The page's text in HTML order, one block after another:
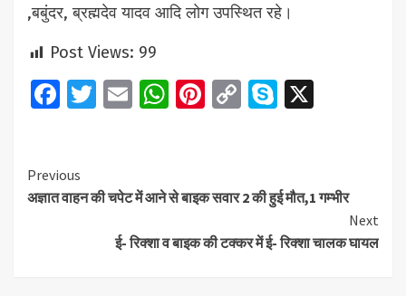
,बबुंदर, ब्रह्मदेव यादव आदि लोग उपस्थित रहे।
Post Views: 99
Facebook
Twitter
EmailWhatsApp
Pinterest
CopySkype
Continue
Reading
Previous
अज्ञात वाहन की चपेट में आने से बाइक सवार 2 की हुई मौत,1 गम्भीर
Next
ई- रिक्शा व बाइक की टक्कर में ई- रिक्शा चालक घायल